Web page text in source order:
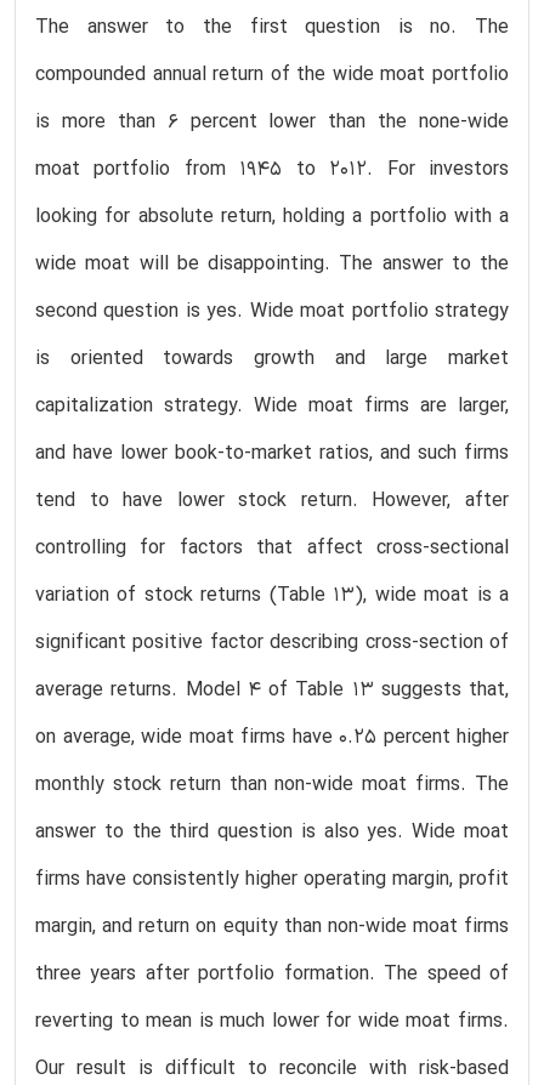
The answer to the first question is no. The
compounded annual return of the wide moat portfolio
is more than 6 percent lower than the none-wide
moat portfolio from 1945 to 2012. For investors
looking for absolute return, holding a portfolio with a
wide moat will be disappointing. The answer to the
second question is yes. Wide moat portfolio strategy
is oriented towards growth and large market
capitalization strategy. Wide moat firms are larger,
and have lower book-to-market ratios, and such firms
tend to have lower stock return. However, after
controlling for factors that affect cross-sectional
variation of stock returns (Table 13), wide moat is a
significant positive factor describing cross-section of
average returns. Model 4 of Table 13 suggests that,
on average, wide moat firms have 0.25 percent higher
monthly stock return than non-wide moat firms. The
answer to the third question is also yes. Wide moat
firms have consistently higher operating margin, profit
margin, and return on equity than non-wide moat firms
three years after portfolio formation. The speed of
reverting to mean is much lower for wide moat firms.
Our result is difficult to reconcile with risk-based